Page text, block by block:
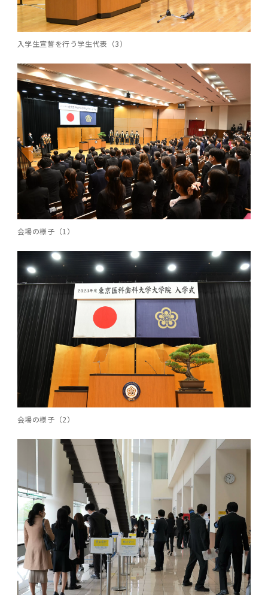
国立大学法人ガバナンス・コード報告書
役員会議事概要について
企業活動と医療機関等の透明性ガイドライン
対象）の募集について
学位の申請
2015年 （PDF：83.3MB）
2014年 （PDF：21.4MB）
2013年 （PDF：6.4MB）
2019年度
2018年度
2017年度
2016年度
2015年度
2014年度
2013年度
2012年度
2011年度
2016年 （PDF：13.5MB）
2015年 （PDF：2.3MB）
卒後3年大学評価アンケート
卒業時大学評価アンケート
科目評価（旧 科目別アンケート）
教学IR 業績・活動
脳統合機能研究センター
核酸・ペプチド創薬治療研究センター
図書館
図書館講習会
アクティブラーニング教室・情報検索室
イマキク
情報システムポータル
お茶の水医学雑誌
連絡先一覧
ダイバーシティ・インクルージョン室
入学生宣誓を行う学生代表（3）
会場の様子（1）
会場の様子（2）